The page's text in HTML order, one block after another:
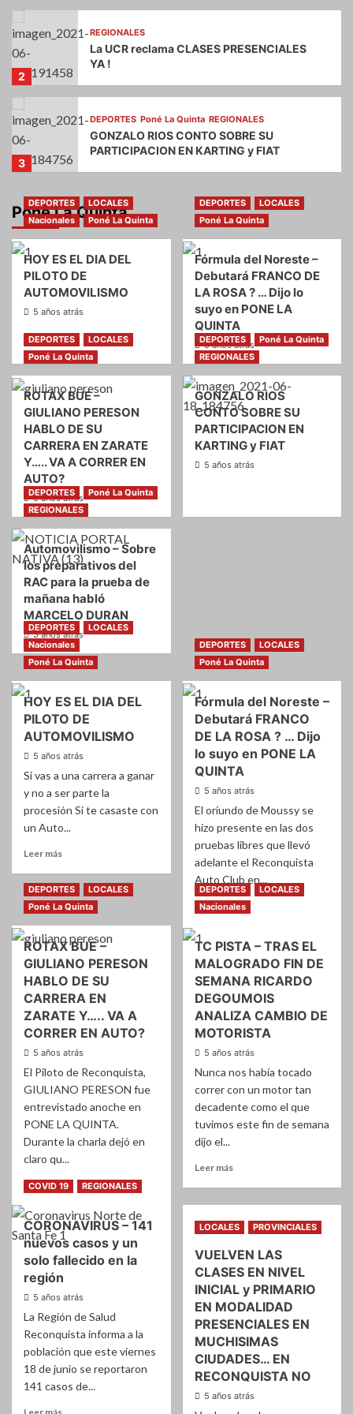
2
REGIONALES
La UCR reclama CLASES PRESENCIALES
YA !
3
DEPORTES Poné La Quinta REGIONALES
GONZALO RIOS CONTO SOBRE SU
PARTICIPACION EN KARTING y FIAT
4
DEPORTES Poné La Quinta REGIONALES
Automovilismo – Sobre los preparativos
del RAC para la prueba de mañana habló
MARCELO DURAN
5
DEPORTES Poné La Quinta REGIONALES
Karting Noreste Santafesino – ME PASO AL
PRO, DIJO JUAN LUIS DE LA FUENTE
REGIONALES
CORONAVIRUS – 141 nuevos casos y un
solo fallecido en la región
REGIONALES
La UCR reclama CLASES PRESENCIALES
YA !
3
DEPORTES Poné La Quinta
GONZALO RIOS CONTO SOBRE SU
PARTICIPACION EN KARTING y FIAT
Poné La Quinta
DEPORTES
LOCALES
Nacionales
Poné La Quinta
HOY ES EL DIA DEL
PILOTO DE
AUTOMOVILISMO
5 años atrás
DEPORTES
LOCALES
Poné La Quinta
Fórmula del Noreste –
Debutará FRANCO DE
LA ROSA ? … Dijo lo
suyo en PONE LA
QUINTA
5 años atrás
DEPORTES
LOCALES
Poné La Quinta
ROTAX BUE –
GIULIANO PERESON
HABLO DE SU
CARRERA EN ZARATE
Y….. VA A CORRER EN
AUTO?
5 años atrás
DEPORTES
Poné La Quinta
REGIONALES
GONZALO RIOS
CONTO SOBRE SU
PARTICIPACION EN
KARTING y FIAT
5 años atrás
DEPORTES
Poné La Quinta
REGIONALES
Automovilismo – Sobre
los preparativos del
RAC para la prueba de
mañana habló
MARCELO DURAN
5 años atrás
DEPORTES
LOCALES
Nacionales
Poné La Quinta
HOY ES EL DIA DEL
PILOTO DE
AUTOMOVILISMO
5 años atrás
Si vas a una carrera a ganar
y no a ser parte la
procesión Si te casaste con
un Auto...
Leer más
sobre
HOY
ES
EL
DIA
DEL
PILOTO
DE
AUTOMOVILISMO
DEPORTES
LOCALES
Poné La Quinta
Fórmula del Noreste –
Debutará FRANCO
DE LA ROSA ? … Dijo
lo suyo en PONE LA
QUINTA
5 años atrás
El oriundo de Moussy se
hizo presente en las dos
pruebas libres que llevó
adelante el Reconquista
Auto Club en...
Leer másLeer
Fórmula
del
Noreste
–
Debutará
FRANCO
DE
LA
ROSA
Dijo
lo
PONE
LA
QUINTA
DEPORTES
LOCALES
Poné La Quinta
ROTAX BUE –
GIULIANO PERESON
HABLO DE SU
CARRERA EN
ZARATE Y….. VA A
CORRER EN AUTO?
5 años atrás
El Piloto de Reconquista,
GIULIANO PERESON fue
entrevistado anoche en
PONE LA QUINTA.
Durante la charla dejó en
claro qu...
Leer másLeer
sobre
ROTAX
BUE
–
GIULIANO
HABLO
DE
SU
CARRERA
EN
Y…..
DEPORTES
LOCALES
Nacionales
TC PISTA – TRAS EL
MALOGRADO FIN DE
SEMANA RICARDO
DEGOUMOIS
ANALIZA CAMBIO DE
MOTORISTA
5 años atrás
Nunca nos había tocado
correr con un motor tan
decadente como el que
tuvimos este fin de semana
dijo el...
Leer másLeer
PISTA
TRAS
EL
MALOGRADO
FIN
DE
SEMANA
RICARDO
DEGOUMOIS
ANALIZA
CAMBIO
COVID 19 REGIONALES
CORONAVIRUS – 141
nuevos casos y un
solo fallecido en la
región
5 años atrás
La Región de Salud
Reconquista informa a la
población que este viernes
18 de junio se reportaron
141 casos de...
LOCALES PROVINCIALES
VUELVEN LAS
CLASES EN NIVEL
INICIAL y PRIMARIO
EN MODALIDAD
PRESENCIALES EN
MUCHISIMAS
CIUDADES… EN
RECONQUISTA NO
5 años atrás